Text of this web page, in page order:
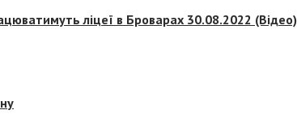
ліцеї в Броварах 30.08.2022 (Відео)